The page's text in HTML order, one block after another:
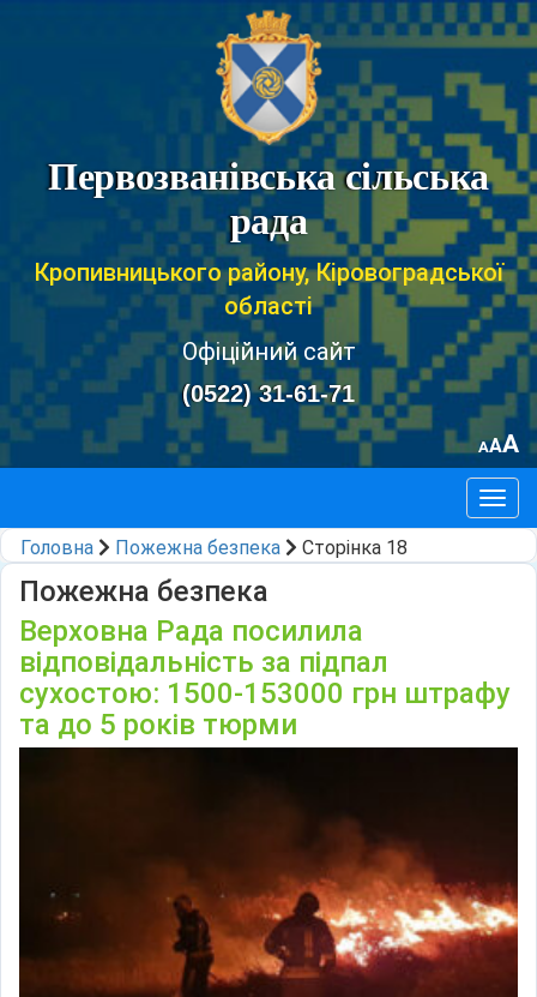
Первозванівська сільська
рада
Кропивницького району, Кіровоградської
області
Офіційний сайт
(0522) 31-61-71
AAA
Головна
Пожежна безпека Сторінка 18
Пожежна безпека
Верховна Рада посилила
відповідальність за підпал
сухостою: 1500-153000 грн штрафу
та до 5 років тюрми